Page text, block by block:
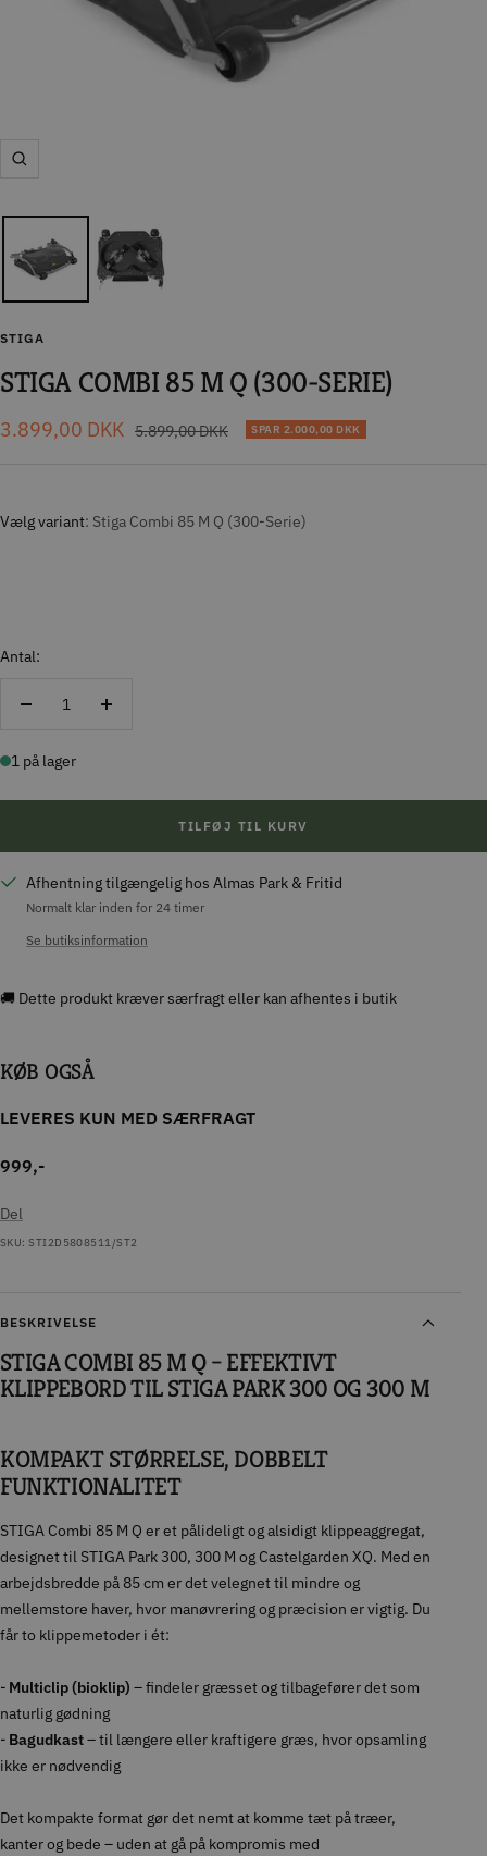
Zoom
STIGA
STIGA COMBI 85 M Q (300-SERIE)
Tilbudspris
3.899,00 DKK Normal
5.899,00 DKK SPAR 2.000,00 DKK
Vælg variant Stiga Combi 85 M Q (300-Serie)
Antal:
Reducer
Forøg
1 på lager
TILFØJ TIL KURV
Afhentning tilgængelig hos Almas Park & Fritid
Normalt klar inden for 24 timer
Se butiksinformation
🚚 Dette produkt kræver særfragt eller kan afhentes i butik
KØB OGSÅ
LEVERES KUN MED SÆRFRAGT
999,-
Del
SKU:STI2D5808511/ST2
BESKRIVELSE
STIGA COMBI 85 M Q – EFFEKTIVT
KLIPPEBORD TIL STIGA PARK 300 OG 300 M
KOMPAKT STØRRELSE, DOBBELT
FUNKTIONALITET
STIGA Combi 85 M Q er et pålideligt og alsidigt klippeaggregat,
designet til STIGA Park 300, 300 M og Castelgarden XQ. Med en
arbejdsbredde på 85 cm er det velegnet til mindre og
mellemstore haver, hvor manøvrering og præcision er vigtig. Du
får to klippemetoder i ét:
- Multiclip (bioklip) – findeler græsset og tilbagefører det som
naturlig gødning
- Bagudkast– til længere eller kraftigere græs, hvor opsamling
ikke er nødvendig
Det kompakte format gør det nemt at komme tæt på træer,
kanter og bede – uden at gå på kompromis med